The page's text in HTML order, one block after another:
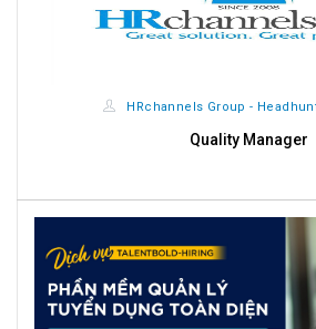
HRchannels Group -
Quality Manager